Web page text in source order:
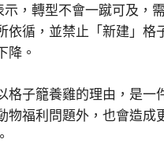
，轉型不會一蹴可及
循，並禁止「新建」
降。
子籠養雞的理由，是
福利問題外，也會造